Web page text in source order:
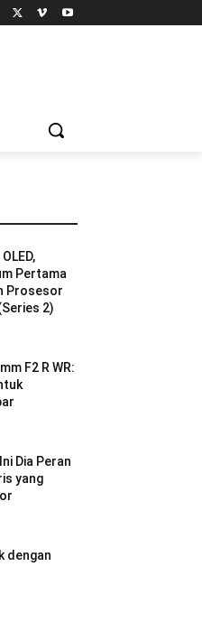
Pertama
Prosesor
2)
F2 R WR:
Dia Peran
yang
dengan